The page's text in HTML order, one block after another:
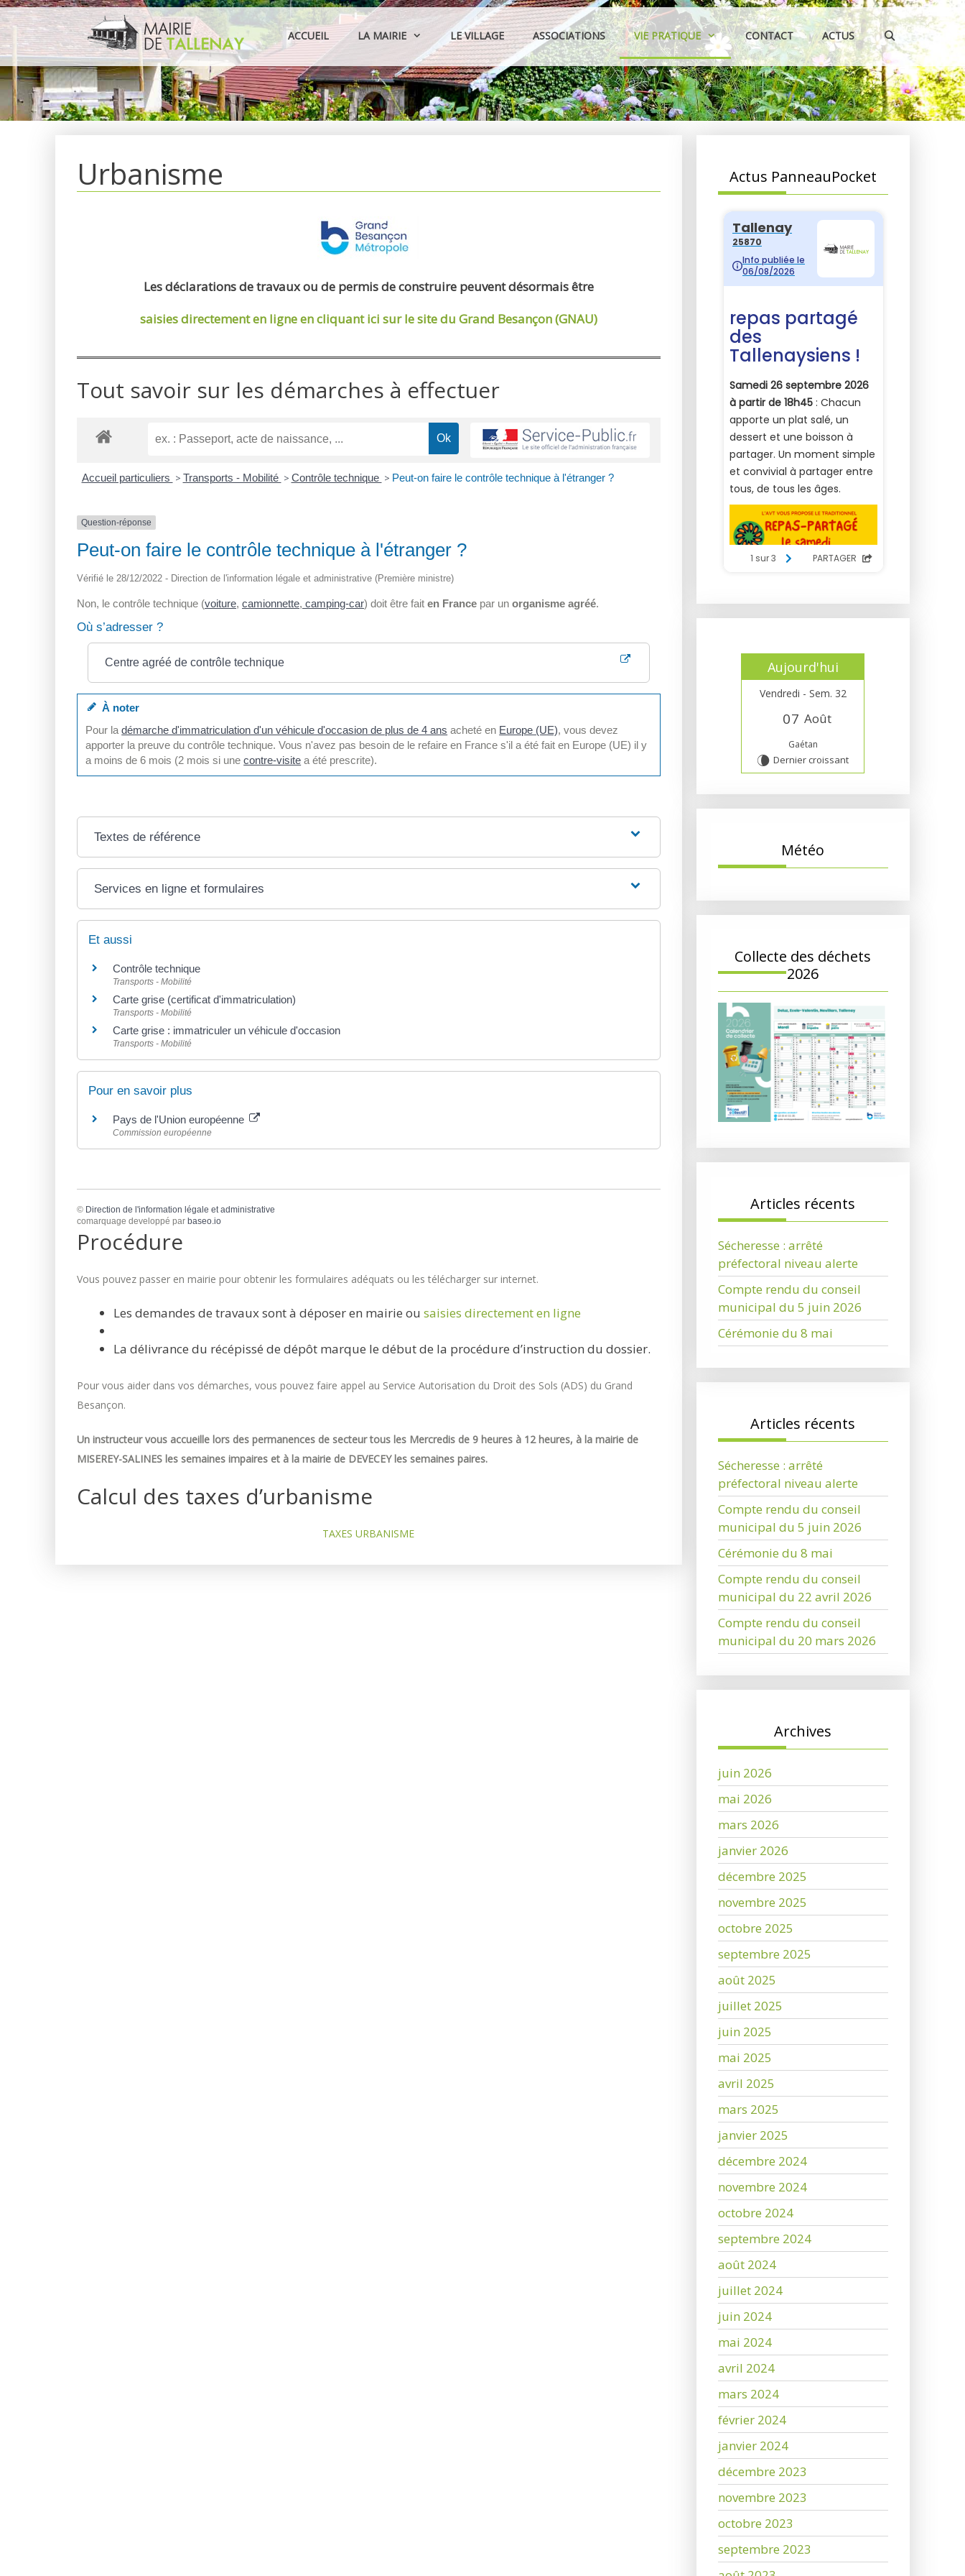
Aller
au
contenu
ACCUEIL LA MAIRIE LE VILLAGE ASSOCIATIONS VIE PRATIQUE CONTACT ACTUS
Urbanisme
Les déclarations de travaux ou de permis de construire peuvent désormais être
saisies directement en ligneen cliquant ici sur le site du Grand Besançon (GNAU)
Tout savoir sur les démarches à effectuer
Accueil particuliers > Transports - Mobilité > Contrôle technique > Peut-on faire le contrôle technique à l'étranger ?
Question-réponse
Peut-on faire le contrôle technique à l'étranger ?
Vérifié le 28/12/2022 - Direction de l'information légale et administrative (Première ministre)
Non, le contrôle technique (voiture, camionnette, camping-car) doit être fait en France par un organisme agréé.
Où s’adresser ?
Centre agréé de contrôle technique
À noter
Pour ladémarche d'immatriculation d'un véhicule d'occasion de plus de 4 ans acheté en Europe (UE), vous devez
apporter la preuve du contrôle technique. Vous n'avez pas besoin de le refaire en France s'il a été fait en Europe (UE) il y
a moins de 6 mois (2 mois si unecontre-visite a été prescrite).
Textes de référence
Services en ligne et formulaires
Et aussi
Contrôle technique
Transports - Mobilité
Carte grise (certificat d'immatriculation)
Transports - Mobilité
Carte grise : immatriculer un véhicule d'occasion
Transports - Mobilité
Pour en savoir plus
Pays de l'Union européenne
Commission européenne
© Direction de l'information légale et administrative
comarquage developpé par baseo.io
Procédure
Vous pouvez passer en mairie pour obtenir les formulaires adéquats ou les télécharger sur internet.
Les demandes de travaux sont à déposer en mairie ou saisies directement en ligne
La délivrance du récépissé de dépôt marque le début de la procédure d’instruction du dossier.
Pour vous aider dans vos démarches, vous pouvez faire appel au Service Autorisation du Droit des Sols (ADS) du Grand
Besançon.
Un instructeur vous accueille lors des permanences de secteur tous les Mercredis de 9 heures à 12 heures, à la mairie de
MISEREY-SALINES les semaines impaires et à la mairie de DEVECEY les semaines paires.
Calcul des taxes d’urbanisme
TAXES URBANISME
Actus PanneauPocket
Aujourd'hui
Vendredi - Sem. 32
07 Août
Gaétan
V Dernier croissant
Météo
Collecte des déchets
2026
Articles récents
Sécheresse : arrêté
préfectoral niveau alerte
Compte rendu du conseil
municipal du 5 juin 2026
Cérémonie du 8 mai
Articles récents
Sécheresse : arrêté
préfectoral niveau alerte
Compte rendu du conseil
municipal du 5 juin 2026
Cérémonie du 8 mai
Compte rendu du conseil
municipal du 22 avril 2026
Compte rendu du conseil
municipal du 20 mars 2026
Archives
juin 2026
mai 2026
mars 2026
janvier 2026
décembre 2025
novembre 2025
octobre 2025
septembre 2025
août 2025
juillet 2025
juin 2025
mai 2025
avril 2025
mars 2025
janvier 2025
décembre 2024
novembre 2024
octobre 2024
septembre 2024
août 2024
juillet 2024
juin 2024
mai 2024
avril 2024
mars 2024
février 2024
janvier 2024
décembre 2023
novembre 2023
octobre 2023
septembre 2023